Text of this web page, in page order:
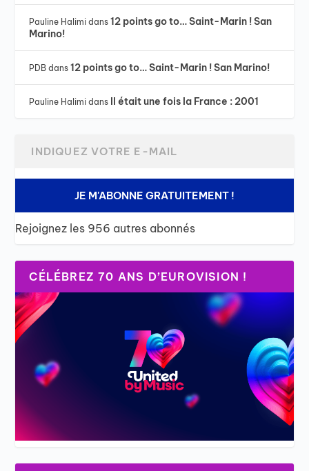
Pauline Halimi dans12 points go to… Saint-Marin ! San
Marino!
PDB dans12 points go to… Saint-Marin ! San Marino!
Pauline Halimi dans Il était une fois la France : 2001
JE M'ABONNE GRATUITEMENT !
Rejoignez les 956 autres abonnés
CÉLÉBREZ 70 ANS D’EUROVISION !